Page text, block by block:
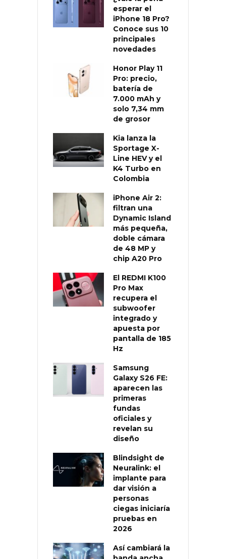
esperar el
iPhone 18 Pro?
Conoce sus 10
principales
novedades
Honor Play 11
Pro: precio,
batería de
7.000 mAh y
solo 7,34 mm
de grosor
Kia lanza la
Sportage X-
Line HEV y el
K4 Turbo en
Colombia
iPhone Air 2:
filtran una
Dynamic Island
más pequeña,
doble cámara
de 48 MP y
chip A20 Pro
El REDMI K100
Pro Max
recupera el
subwoofer
integrado y
apuesta por
pantalla de 185
Hz
Samsung
Galaxy S26 FE:
aparecen las
primeras
fundas
oficiales y
revelan su
diseño
Blindsight de
Neuralink: el
implante para
dar visión a
personas
ciegas iniciaría
pruebas en
2026
Así cambiará la